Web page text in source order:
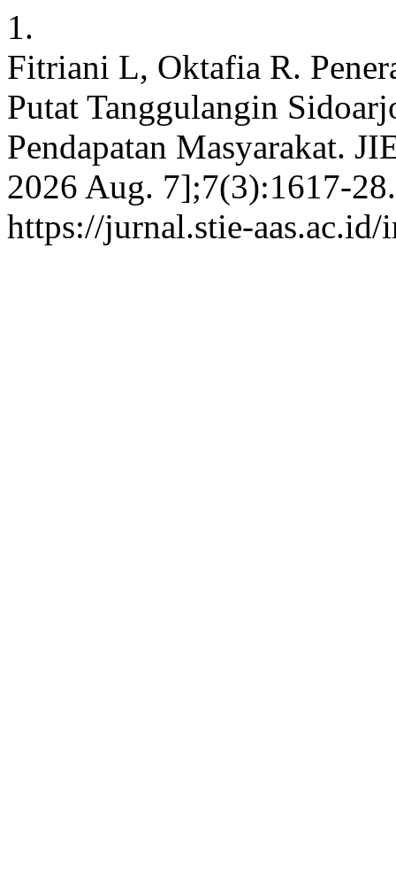
1.
Fitriani L, Oktafia R.
Putat Tanggulangin
Pendapatan Masyarakat.
2026 Aug. 7];7(3):1617-
https://jurnal.stie-